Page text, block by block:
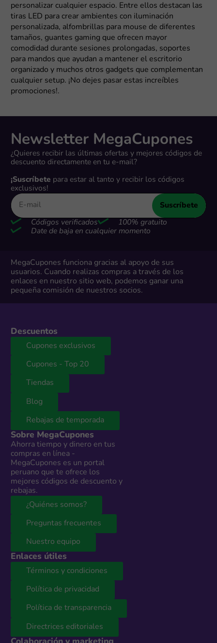
personalizar cualquier espacio. Entre ellos destacan las
tiras LED para crear ambientes con iluminación
personalizada, alfombrillas para mouse de diferentes
tamaños, guantes gaming que ofrecen mayor
comodidad durante sesiones prolongadas, soportes
para mandos que ayudan a mantener el escritorio
organizado y muchos otros gadgets que complementan
cualquier setup. ¡No dejes pasar estas increíbles
promociones!.
Newsletter MegaCupones
¿Quieres recibir las últimas ofertas y mejores códigos de
descuento directamente en tu e-mail?
¡Suscríbete para estar al tanto y recibir los códigos
exclusivos!
Suscríbete
Códigos verificados
100% gratuito
Date de baja en cualquier momento
MegaCupones funciona gracias al apoyo de sus
usuarios. Cuando realizas compras a través de los
enlaces en nuestro sitio web, podemos ganar una
pequeña comisión de nuestros socios.
Descuentos
Cupones exclusivos
Cupones - Top 20
Tiendas
Blog
Rebajas de temporada
Sobre MegaCupones
Ahorra tiempo y dinero en tus
compras en línea -
MegaCupones es un portal
peruano que te ofrece los
mejores códigos de descuento y
rebajas.
¿Quiénes somos?
Preguntas frecuentes
Nuestro equipo
Enlaces útiles
Términos y condiciones
Política de privacidad
Política de transparencia
Directrices editoriales